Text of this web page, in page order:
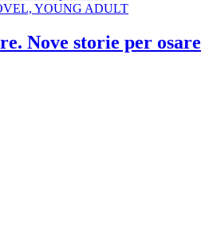
YOUNG ADULT
Nove storie per osare